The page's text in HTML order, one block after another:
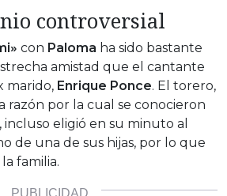
controversial
con Paloma ha sido bastante
amistad que el cantante
marido, Enrique Ponce. El torero,
razón por la cual se conocieron
incluso eligió en su minuto al
de una de sus hijas, por lo que
familia.